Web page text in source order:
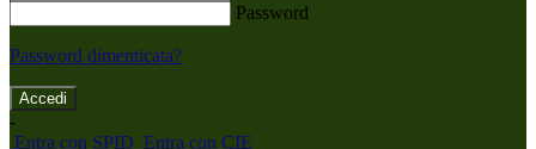
Password
Password dimenticata?
-
Entra con SPID Entra con CIE